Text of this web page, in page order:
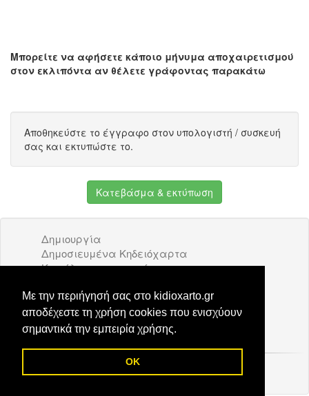
Με την περιήγησή σας στο kidioxarto.gr
αποδέχεστε τη χρήση cookies που ενισχύουν
σημαντικά την εμπειρία χρήσης.
OK
Μπορείτε να αφήσετε κάποιο μήνυμα αποχαιρετισμού
στον εκλιπόντα αν θέλετε γράφοντας παρακάτω
Αποθηκεύστε το έγγραφο στον υπολογιστή / συσκευή
σας και εκτυπώστε το.
Κατεβάσμα & εκτύπωση
Δημιουργία
Δημοσιευμένα Κηδειόχαρτα
Κατάλογος επιχειρήσεων
Διαφήμιση
Επικοινωνία
© 2026 Kidioxarto.gr /Επικοινωνία